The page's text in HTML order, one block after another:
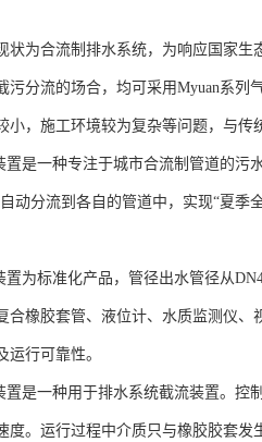
状为合流制排水系统，为响应国家
污分流的场合，均可采用Myuan系
小，施工环境较为复杂等问题，与传
置是一种专注于城市合流制管道的
动分流到各自的管道中，实现“夏
置为标准化产品，管径出水管径从
合橡胶套管、液位计、水质监测仪、
运行可靠性。
置是一种用于排水系统截流装置。
度。运行过程中介质只与橡胶胶套发